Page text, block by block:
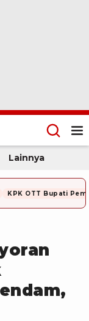
Lainnya
KPK OTT Bupati